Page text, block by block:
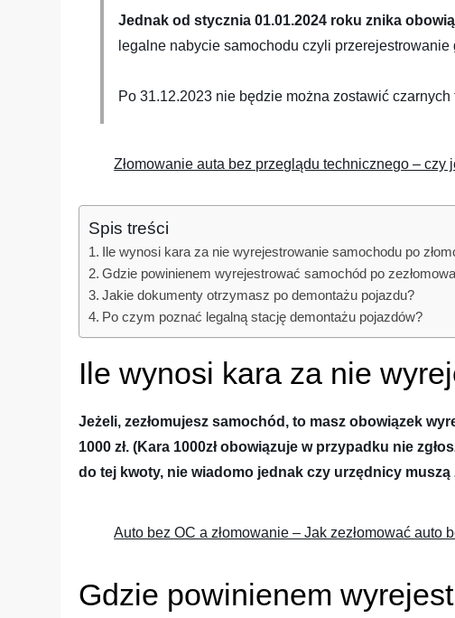
Jednak od stycznia 01.01.2024 roku znika
legalne nabycie samochodu czyli przerejestrowanie
Po 31.12.2023 nie będzie można zostawić
Złomowanie auta bez przeglądu technicznego – czy
Spis treści
Ile wynosi kara za nie wyrejestrowanie samochodu po
Gdzie powinienem wyrejestrować samochód po
Jakie dokumenty otrzymasz po demontażu pojazdu?
Po czym poznać legalną stację demontażu pojazdów?
Ile wynosi kara za nie
Jeżeli, zezłomujesz samochód, to masz obowiązek
1000 zł. (Kara 1000zł obowiązuje w przypadku nie
do tej kwoty, nie wiadomo jednak czy urzędnicy
Auto bez OC a złomowanie – Jak zezłomować auto
Gdzie powinienem